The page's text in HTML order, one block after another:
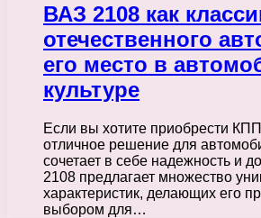
ВАЗ 2108 как
отечественного
его место в
культуре
Если вы хотите приобрести
отличное решение для
сочетает в себе надежность и
2108 предлагает множество
характеристик, делающих его
выбором для…